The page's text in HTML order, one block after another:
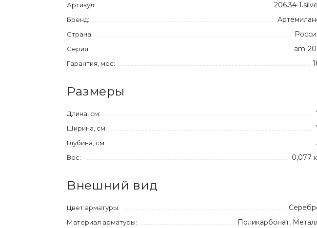
Артикул: 206.34-
Бренд:
Страна:
Серия: am-
Гарантия, мес:
Размеры
Длина, см:
Ширина, см:
Глубина, см:
Вес: 0,077
Внешний вид
Цвет арматуры:
Материал арматуры: Поликарбонат,